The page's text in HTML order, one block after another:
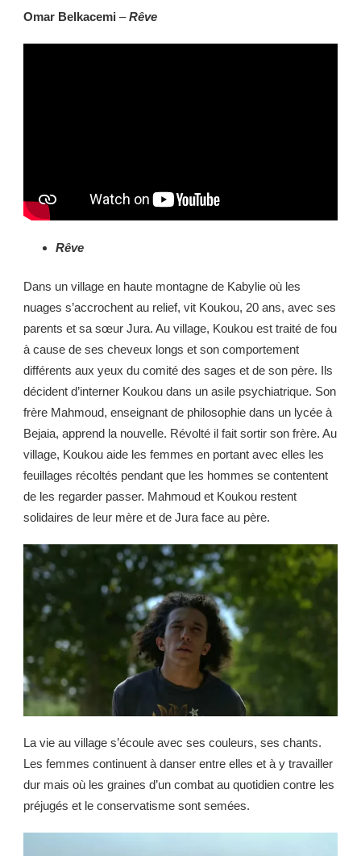
Omar Belkacemi –Rêve
Rêve
Dans un village en haute montagne de Kabylie où les
nuages s’accrochent au relief, vit Koukou, 20 ans, avec ses
parents et sa sœur Jura. Au village, Koukou est traité de fou
à cause de ses cheveux longs et son comportement
différents aux yeux du comité des sages et de son père. Ils
décident d’interner Koukou dans un asile psychiatrique. Son
frère Mahmoud, enseignant de philosophie dans un lycée à
Bejaia, apprend la nouvelle. Révolté il fait sortir son frère. Au
village, Koukou aide les femmes en portant avec elles les
feuillages récoltés pendant que les hommes se contentent
de les regarder passer. Mahmoud et Koukou restent
solidaires de leur mère et de Jura face au père.
La vie au village s’écoule avec ses couleurs, ses chants.
Les femmes continuent à danser entre elles et à y travailler
dur mais où les graines d’un combat au quotidien contre les
préjugés et le conservatisme sont semées.